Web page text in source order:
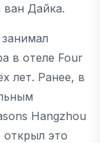
ван Дайка.
в отеле Four
лет. Ранее, в
Hangzhou
это